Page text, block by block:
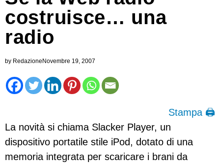
costruisce… una
radio
by RedazioneNovembre 19, 2007
Stampa 🖨
La novità si chiama Slacker Player, un
dispositivo portatile stile iPod, dotato di una
memoria integrata per scaricare i brani da